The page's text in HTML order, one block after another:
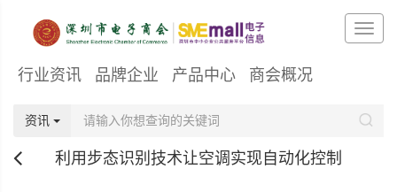
行业资讯 品牌企业 产品中心 商会概况
资讯
利用步态识别技术让空调实现自动化控制